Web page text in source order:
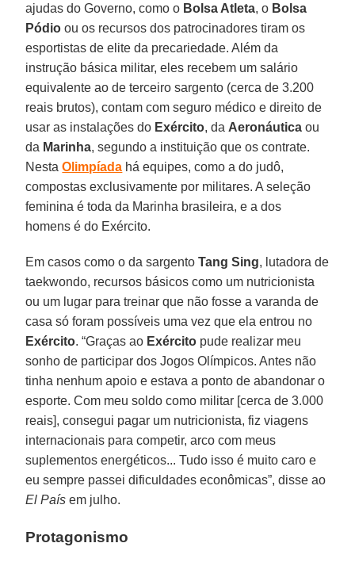
ajudas do Governo, como o Bolsa Atleta, o Bolsa
Pódio ou os recursos dos patrocinadores tiram os
esportistas de elite da precariedade. Além da
instrução básica militar, eles recebem um salário
equivalente ao de terceiro sargento (cerca de 3.200
reais brutos), contam com seguro médico e direito de
usar as instalações do Exército, da Aeronáutica ou
da Marinha, segundo a instituição que os contrate.
NestaOlimpíada há equipes, como a do judô,
compostas exclusivamente por militares. A seleção
feminina é toda da Marinha brasileira, e a dos
homens é do Exército.
Em casos como o da sargentoTang Sing, lutadora de
taekwondo, recursos básicos como um nutricionista
ou um lugar para treinar que não fosse a varanda de
casa só foram possíveis uma vez que ela entrou no
Exército. “Graças ao Exército pude realizar meu
sonho de participar dos Jogos Olímpicos. Antes não
tinha nenhum apoio e estava a ponto de abandonar o
esporte. Com meu soldo como militar [cerca de 3.000
reais], consegui pagar um nutricionista, fiz viagens
internacionais para competir, arco com meus
suplementos energéticos... Tudo isso é muito caro e
eu sempre passei dificuldades econômicas”, disse ao
El País em julho.
Protagonismo